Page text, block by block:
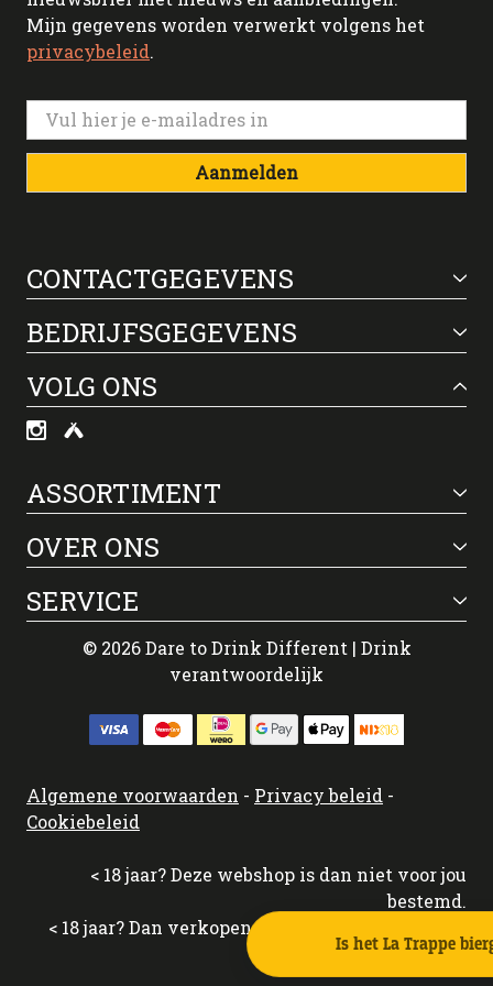
Mijn gegevens worden verwerkt volgens het
privacybeleid.
Aanmelden
CONTACTGEGEVENS
BEDRIJFSGEGEVENS
VOLG ONS
ASSORTIMENT
OVER ONS
SERVICE
© 2026 Dare to Drink Different | Drink
verantwoordelijk
Algemene voorwaarden - Privacy beleid -
Cookiebeleid
< 18 jaar? Deze webshop is dan niet voor jou
bestemd.
< 18 jaar? Dan verkopen wij aan jou geen alcohol